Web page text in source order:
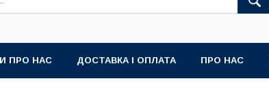
ПРО НАС ДОСТАВКА І ОПЛАТА ПРО НАС